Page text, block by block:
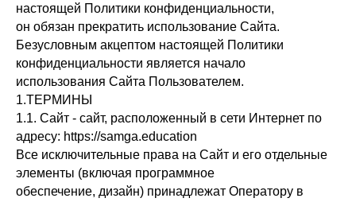
настоящей Политики конфиденциальности,
он обязан прекратить использование Сайта.
Безусловным акцептом настоящей Политики
конфиденциальности является начало
использования Сайта Пользователем.
1.ТЕРМИНЫ
1.1. Сайт - сайт, расположенный в сети Интернет по
адресу: https://samga.education
Все исключительные права на Сайт и его отдельные
элементы (включая программное
обеспечение, дизайн) принадлежат Оператору в